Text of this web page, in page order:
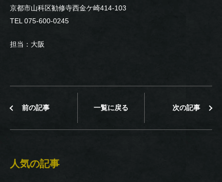
京都市山科区勧修寺西金ケ崎414-103
TEL 075-600-0245
担当：大阪
前の記事 一覧に戻る 次の記事
人気の記事